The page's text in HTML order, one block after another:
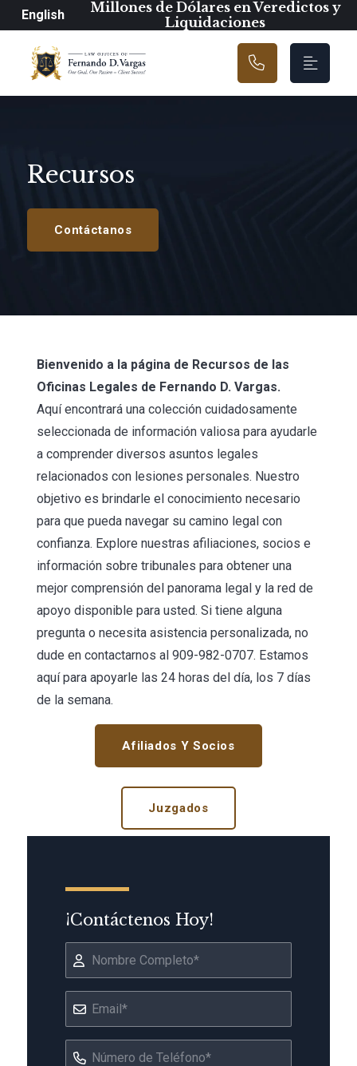
Navegación
English
Millones de Dólares en Veredictos y
Liquidaciones
Recursos
Contáctanos
Bienvenido a la página de Recursos de las
Oficinas Legales de Fernando D. Vargas.
Aquí encontrará una colección cuidadosamente
seleccionada de información valiosa para ayudarle
a comprender diversos asuntos legales
relacionados con lesiones personales. Nuestro
objetivo es brindarle el conocimiento necesario
para que pueda navegar su camino legal con
confianza. Explore nuestras afiliaciones, socios e
información sobre tribunales para obtener una
mejor comprensión del panorama legal y la red de
apoyo disponible para usted. Si tiene alguna
pregunta o necesita asistencia personalizada, no
dude en contactarnos al 909-982-0707. Estamos
aquí para apoyarle las 24 horas del día, los 7 días
de la semana.
Afiliados Y Socios
Juzgados
¡Contáctenos Hoy!